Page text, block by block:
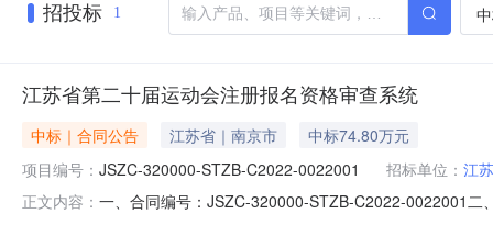
招投标 1
江苏省第二十届运动会注册报名资格审查系统
中标｜合同公告 江苏省｜南京市
中标74.80万元
项目编号： JSZC-320000-STZB-C2022-0022001 招标单位： 江
正文内容： 一、合同编号：JSZC-320000-STZB-C2022-0022001二